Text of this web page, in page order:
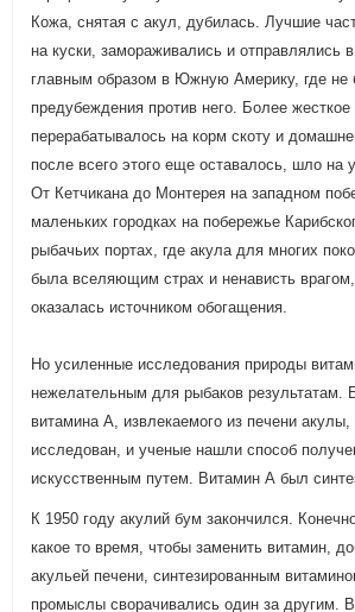
Кожа, снятая с акул, дубилась. Лучшие
на куски, замораживались и отправлялись
главным образом в Южную Америку, где не
предубеждения против него. Более
перерабатывалось на корм скоту и
после всего этого еще оставалось, шло на
От Кетчикана до Монтерея на западном
маленьких городках на побережье
рыбачьих портах, где акула для многих
была вселяющим страх и ненависть
оказалась источником обогащения.
Но усиленные исследования природы
нежелательным для рыбаков результатам.
витамина А, извлекаемого из печени
исследован, и ученые нашли способ
искусственным путем. Витамин А был
К 1950 году акулий бум закончился.
какое то время, чтобы заменить витамин,
акульей печени, синтезированным
промыслы сворачивались один за другим.